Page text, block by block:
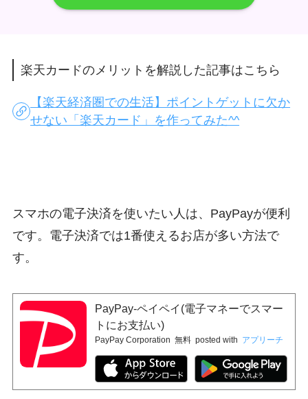
楽天カードのメリットを解説した記事はこちら
【楽天経済圏での生活】ポイントゲットに欠か
せない「楽天カード」を作ってみた^^
スマホの電子決済を使いたい人は、PayPayが便利
です。電子決済では1番使えるお店が多い方法で
す。
PayPay-ペイペイ(電子マネーでスマー
トにお支払い)
PayPay Corporation 無料 posted with アプリーチ